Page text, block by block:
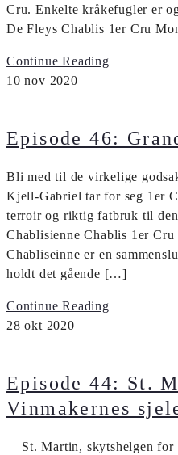
Cru. Enkelte kråkefugler er
De Fleys Chablis 1er Cru
Continue Reading
10 nov 2020
Episode 46:
Bli med til de virkelige
Kjell-Gabriel tar for seg 1er
terroir og riktig fatbruk til
Chablisienne Chablis 1er
Chabliseinne er en
holdt det gående […]
Continue Reading
28 okt 2020
Episode 44: St.
Vinmakernes
St. Martin, skytshelgen for